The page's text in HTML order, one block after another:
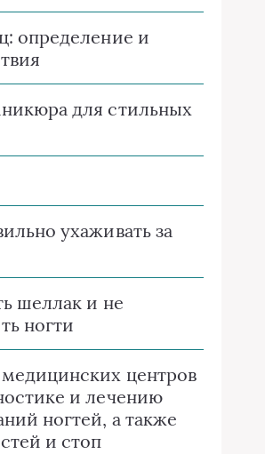
определение и
для стильных
ухаживать за
шеллак и не
ногти
медицинских центров
и лечению
ногтей, а также
и стоп